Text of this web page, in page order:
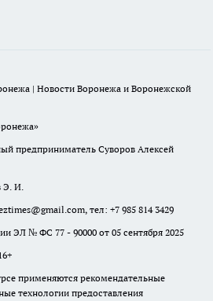
| Новости Воронежа и Воронежской
предприниматель Суворов Алексей
Э. И.
тел: +7 985 814 3429
ЭЛ № ФС 77 - 90000 от 05 сентября 2025
применяются рекомендательные
технологии предоставления